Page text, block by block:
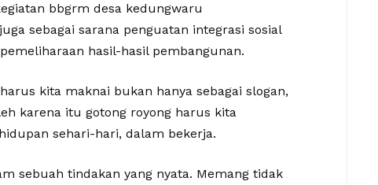
bbgrm desa kedungwaru
sebagai sarana penguatan integrasi sosial
hasil-hasil pembangunan.
kita maknai bukan hanya sebagai slogan,
karena itu gotong royong harus kita
sehari-hari, dalam bekerja.
sebuah tindakan yang nyata. Memang tidak